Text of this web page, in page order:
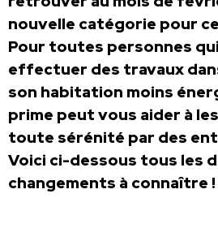
nouvelle catégorie pour
Pour toutes personnes
effectuer des travaux
son habitation moins
prime peut vous aider à
toute sérénité par des
Voici ci-dessous tous les
changements à connaître !